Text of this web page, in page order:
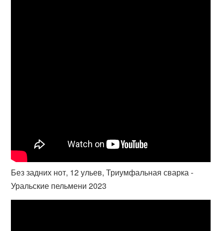
Без задних нот, 12 ульев, Триумфальная сварка -
Уральские пельмени 2023